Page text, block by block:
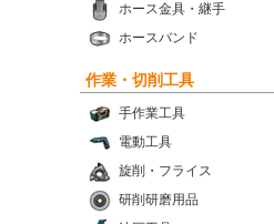
ホース金具・継手
ホースバンド
作業・切削工具
手作業工具
電動工具
旋削・フライス
研削研磨用品